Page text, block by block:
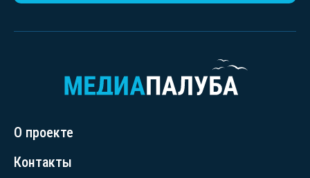
О проекте
Контакты